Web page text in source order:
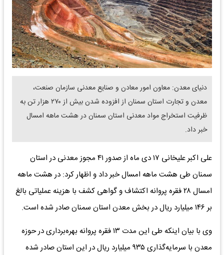
دنیای معدن: معاون امور معادن و صنایع معدنی سازمان صنعت،
معدن و تجارت استان سمنان از افزوده شدن بیش از ۲۷۰ هزار تن به
ظرفیت استخراج مواد معدنی استان سمنان در هشت ماهه امسال
خبر داد.
علی اکبر علیخانی ۱۷ دی ماه از صدور ۴۱ مجوز معدنی در استان
سمنان طی هشت ماهه امسال خبر داد و اظهار کرد: در هشت ماهه
امسال ۲۸ فقره پروانه اکتشاف و گواهی کشف با هزینه عملیاتی بالغ
بر ۱۴۶ میلیارد ریال در بخش معدن استان سمنان صادر شده است.
وی با بیان اینکه طی این مدت ۱۳ فقره پروانه بهره‌برداری در حوزه
معدن با سرمایه‌گذاری ۹۳۵ میلیارد ریال در این استان صادر شده